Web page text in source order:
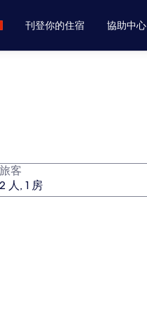
刊登你的住宿 協助中心
旅客